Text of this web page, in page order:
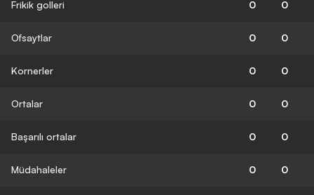
Frikik golleri 0 0
Ofsaytlar 0 0
Kornerler 0 0
Ortalar 0 0
Başarılı ortalar 0 0
Müdahaleler 0 0